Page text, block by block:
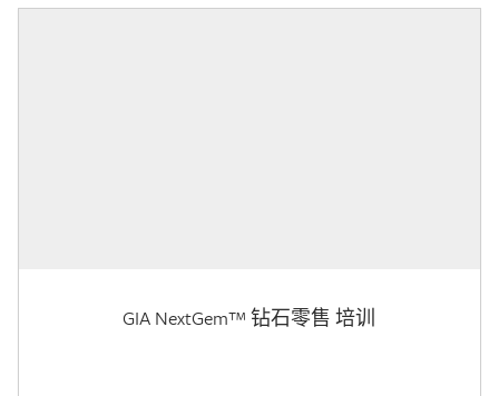
GIA NextGem™ 钻石零售 培训